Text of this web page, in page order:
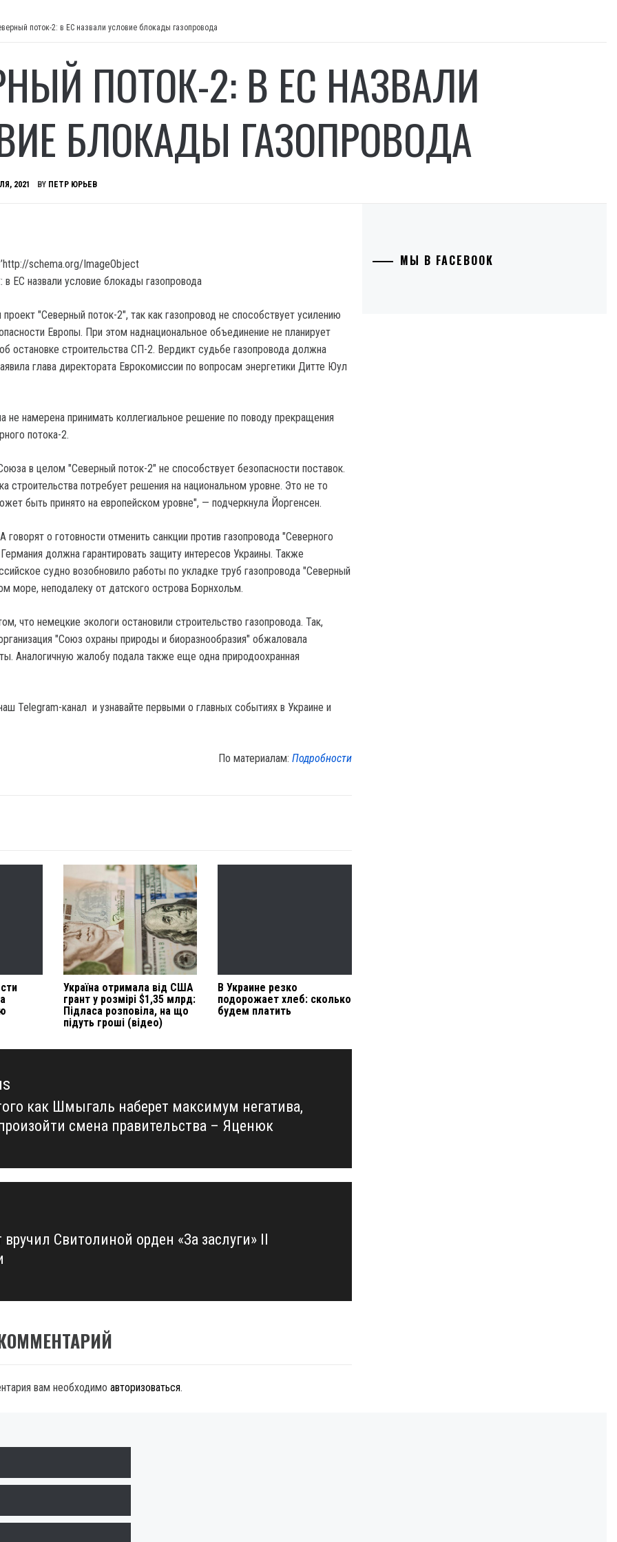
поток-2: в ЕС назвали условие блокады газопровода
ПОТОК-2: В ЕС НАЗВАЛИ
БЛОКАДЫ ГАЗОПРОВОДА
2021 BY ПЕТР ЮРЬЕВ
schema.org/ImageObject
"Северный поток-2", так как газопровод не способствует усилению
Европы. При этом наднациональное объединение не планирует
остановке строительства СП-2. Вердикт судьбе газопровода должна
глава директората Еврокомиссии по вопросам энергетики Дитте Юул
не намерена принимать коллегиальное решение по поводу прекращения
потока-2.
в целом "Северный поток-2" не способствует безопасности поставок.
строительства потребует решения на национальном уровне. Это не то
быть принято на европейском уровне", — подчеркнула Йоргенсен.
о готовности отменить санкции против газопровода "Северного
должна гарантировать защиту интересов Украины. Также
судно возобновило работы по укладке труб газопровода "Северный
море, неподалеку от датского острова Борнхольм.
что немецкие экологи остановили строительство газопровода. Так,
"Союз охраны природы и биоразнообразия" обжаловала
Аналогичную жалобу подала также еще одна природоохранная
Telegram-канал и узнавайте первыми о главных событиях в Украине и
По материалам:Подробности
Україна отримала від США
грант у розмірі $1,35 млрд:
Підласа розповіла, на що
підуть гроші (відео)
В Украине резко
подорожает хлеб: сколько
будем платить
как Шмыгаль наберет максимум негатива,
смена правительства – Яценюк
вручил Свитолиной орден «За заслуги» II
вам необходимо авторизоваться.
МЫ В FACEBOOK